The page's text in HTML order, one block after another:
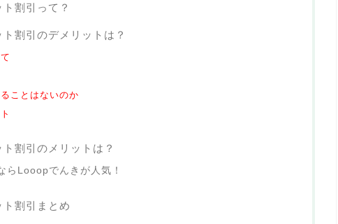
割引って？
割引のデメリットは？
ことはないのか
割引のメリットは？
らLooopでんきが人気！
割引まとめ